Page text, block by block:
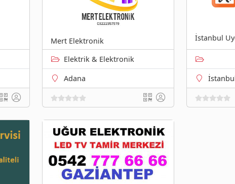
Mert Elektronik
Elektrik & Elektronik
Adana
İstanbul